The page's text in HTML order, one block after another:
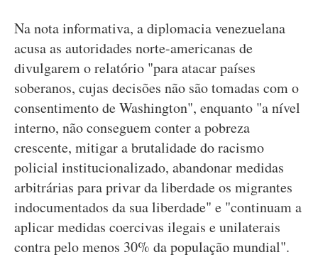
Na nota informativa, a diplomacia venezuelana
acusa as autoridades norte-americanas de
divulgarem o relatório "para atacar países
soberanos, cujas decisões não são tomadas com o
consentimento de Washington", enquanto "a nível
interno, não conseguem conter a pobreza
crescente, mitigar a brutalidade do racismo
policial institucionalizado, abandonar medidas
arbitrárias para privar da liberdade os migrantes
indocumentados da sua liberdade" e "continuam a
aplicar medidas coercivas ilegais e unilaterais
contra pelo menos 30% da população mundial".